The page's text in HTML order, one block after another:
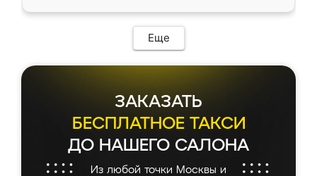
Еще
ЗАКАЗАТЬ
БЕСПЛАТНОЕ ТАКСИ
ДО НАШЕГО САЛОНА
Из любой точки Москвы и